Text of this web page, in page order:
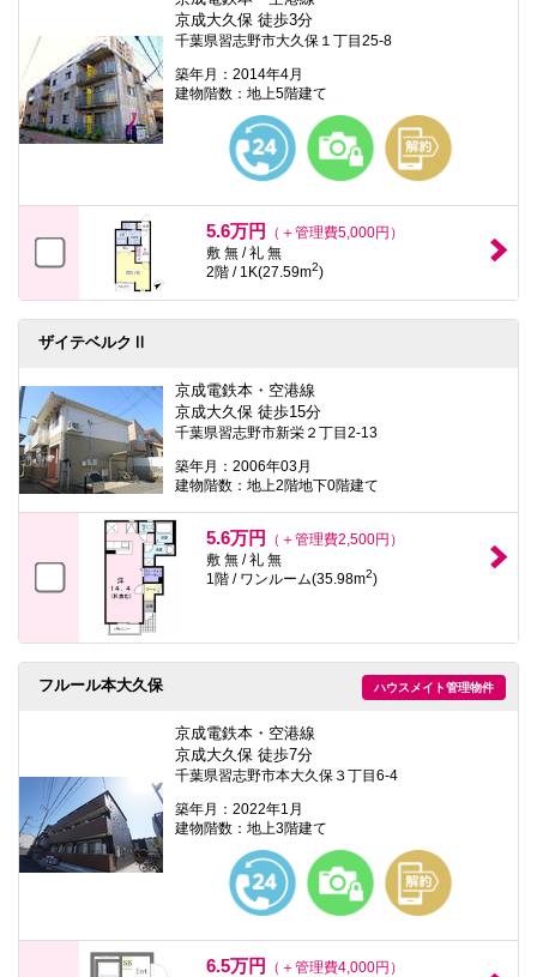
京成大久保 徒歩3分
千葉県習志野市大久保１丁目25-8
築年月：2014年4月
建物階数：地上5階建て
5.6万円
（＋管理費5,000円）
敷 無 / 礼 無
2階 / 1K(27.59m2)
ザイテベルクⅡ
京成電鉄本・空港線
京成大久保 徒歩15分
千葉県習志野市新栄２丁目2-13
築年月：2006年03月
建物階数：地上2階地下0階建て
5.6万円
（＋管理費2,500円）
敷 無 / 礼 無
1階 / ワンルーム(35.98m2)
ハウスメイト管理物件
フルール本大久保
京成電鉄本・空港線
京成大久保 徒歩7分
千葉県習志野市本大久保３丁目6-4
築年月：2022年1月
建物階数：地上3階建て
6.5万円
（＋管理費4,000円）